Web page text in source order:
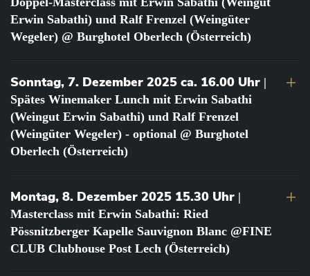
Erwin Sabathi) und Ralf Frenzel (Weingüter
Wegeler) @ Burghotel Oberlech (Österreich)
Sonntag, 7. Dezember 2025 ca. 16.00 Uhr |
Spätes Winemaker Lunch mit Erwin Sabathi
(Weingut Erwin Sabathi) und Ralf Frenzel
(Weingüter Wegeler) - optional @ Burghotel
Oberlech (Österreich)
Montag, 8. Dezember 2025 15.30 Uhr |
Masterclass mit Erwin Sabathi: Ried
Pössnitzberger Kapelle Sauvignon Blanc @FINE
CLUB Clubhouse Post Lech (Österreich)